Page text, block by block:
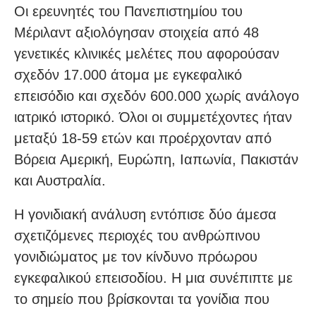
Οι ερευνητές του Πανεπιστημίου του
Μέριλαντ αξιολόγησαν στοιχεία από 48
γενετικές κλινικές μελέτες που αφορούσαν
σχεδόν 17.000 άτομα με εγκεφαλικό
επεισόδιο και σχεδόν 600.000 χωρίς ανάλογο
ιατρικό ιστορικό. Όλοι οι συμμετέχοντες ήταν
μεταξύ 18-59 ετών και προέρχονταν από
Βόρεια Αμερική, Ευρώπη, Ιαπωνία, Πακιστάν
και Αυστραλία.
Η γονιδιακή ανάλυση εντόπισε δύο άμεσα
σχετιζόμενες περιοχές του ανθρώπινου
γονιδιώματος με τον κίνδυνο πρόωρου
εγκεφαλικού επεισοδίου. Η μια συνέπιπτε με
το σημείο που βρίσκονται τα γονίδια που